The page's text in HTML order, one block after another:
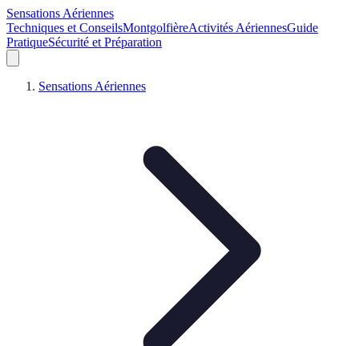
Sensations Aériennes
Techniques et ConseilsMontgolfièreActivités AériennesGuide
PratiqueSécurité et Préparation
Sensations Aériennes